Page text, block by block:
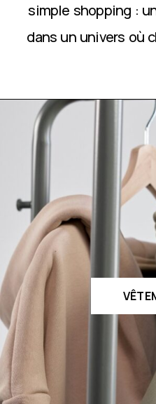
simple shopping :
dans un univers où